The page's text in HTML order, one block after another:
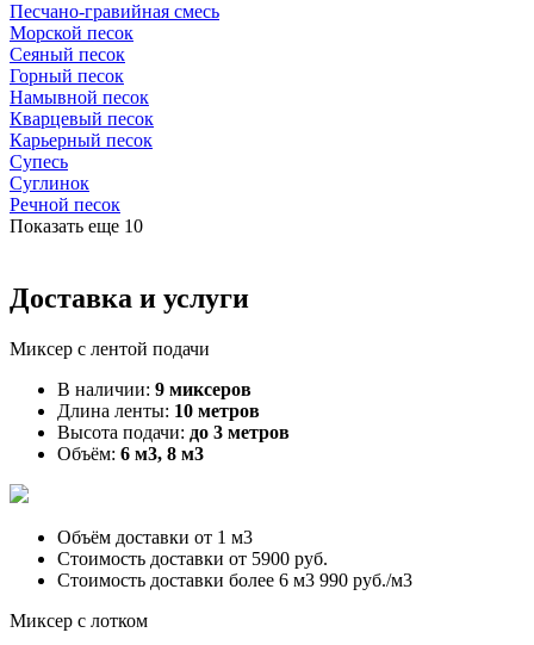
Песчано-гравийная смесь
Морской песок
Сеяный песок
Горный песок
Намывной песок
Кварцевый песок
Карьерный песок
Супесь
Суглинок
Речной песок
Показать еще 10
Доставка и услуги
Миксер с лентой подачи
В наличии: 9 миксеров
Длина ленты: 10 метров
Высота подачи: до 3 метров
Объём: 6 м3, 8 м3
Объём доставки от 1 м3
Стоимость доставки от 5900 руб.
Стоимость доставки более 6 м3 990 руб./м3
Миксер с лотком